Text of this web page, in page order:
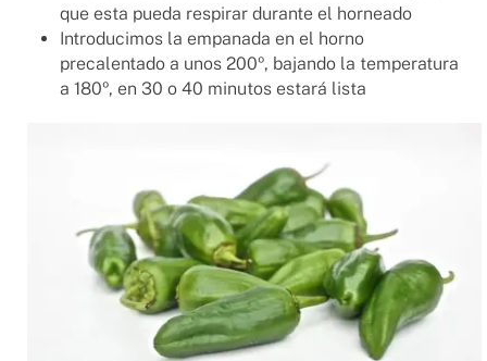
que esta pueda respirar durante el horneado
Introducimos la empanada en el horno
precalentado a unos 200º, bajando la temperatura
a 180º, en 30 o 40 minutos estará lista